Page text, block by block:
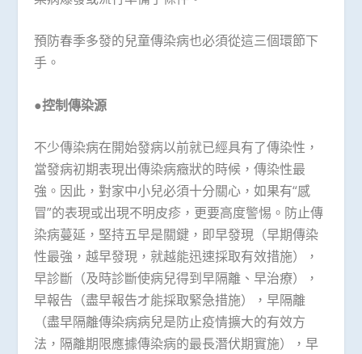
預防春季多發的兒童傳染病也必須從這三個環節下
手。
●控制傳染源
不少傳染病在開始發病以前就已經具有了傳染性，
當發病初期表現出傳染病癥狀的時候，傳染性最
強。因此，對家中小兒必須十分關心，如果有“感
冒”的表現或出現不明皮疹，更要高度警惕。防止傳
染病蔓延，堅持五早是關鍵，即早發現（早期傳染
性最強，越早發現，就越能迅速採取有效措施），
早診斷（及時診斷使病兒得到早隔離、早治療），
早報告（盡早報告才能採取緊急措施），早隔離
（盡早隔離傳染病病兒是防止疫情擴大的有效方
法，隔離期限應據傳染病的最長潛伏期實施），早